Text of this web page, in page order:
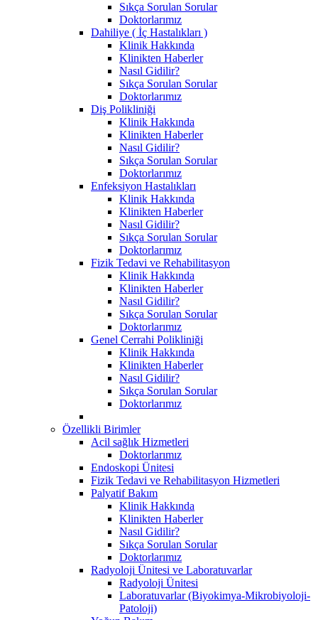
Sıkça Sorulan Sorular
Doktorlarımız
Dahiliye ( İç Hastalıkları )
Klinik Hakkında
Klinikten Haberler
Nasıl Gidilir?
Sıkça Sorulan Sorular
Doktorlarımız
Diş Polikliniği
Klinik Hakkında
Klinikten Haberler
Nasıl Gidilir?
Sıkça Sorulan Sorular
Doktorlarımız
Enfeksiyon Hastalıkları
Klinik Hakkında
Klinikten Haberler
Nasıl Gidilir?
Sıkça Sorulan Sorular
Doktorlarımız
Fizik Tedavi ve Rehabilitasyon
Klinik Hakkında
Klinikten Haberler
Nasıl Gidilir?
Sıkça Sorulan Sorular
Doktorlarımız
Genel Cerrahi Polikliniği
Klinik Hakkında
Klinikten Haberler
Nasıl Gidilir?
Sıkça Sorulan Sorular
Doktorlarımız
Özellikli Birimler
Acil sağlık Hizmetleri
Doktorlarımız
Endoskopi Ünitesi
Fizik Tedavi ve Rehabilitasyon Hizmetleri
Palyatif Bakım
Klinik Hakkında
Klinikten Haberler
Nasıl Gidilir?
Sıkça Sorulan Sorular
Doktorlarımız
Radyoloji Ünitesi ve Laboratuvarlar
Radyoloji Ünitesi
Laboratuvarlar (Biyokimya-Mikrobiyoloji-
Patoloji)